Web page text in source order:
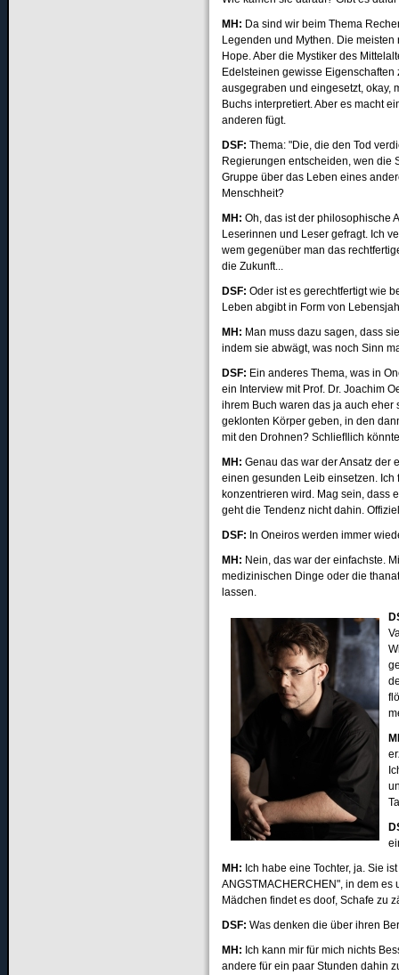
MH: Da sind wir beim Thema
Legenden und Mythen. Die
Hope. Aber die Mystiker des
Edelsteinen gewisse
ausgegraben und eingesetzt, okay,
Buchs interpretiert. Aber es macht
anderen fügt.
DSF: Thema: "Die, die den Tod
Regierungen entscheiden, wen die
Gruppe über das Leben eines
Menschheit?
MH: Oh, das ist der philosophische
Leserinnen und Leser gefragt. Ich
wem gegenüber man das
die Zukunft...
DSF: Oder ist es gerechtfertigt wie
Leben abgibt in Form von
MH: Man muss dazu sagen, dass
indem sie abwägt, was noch Sinn
DSF: Ein anderes Thema, was in
ein Interview mit Prof. Dr. Joachim
ihrem Buch waren das ja auch
geklonten Körper geben, in den
mit den Drohnen? Schlieﬂlich
MH: Genau das war der Ansatz der
einen gesunden Leib einsetzen.
konzentrieren wird. Mag sein, dass
geht die Tendenz nicht dahin.
DSF: In Oneiros werden immer
MH: Nein, das war der einfachste.
medizinischen Dinge oder die
lassen.
MH: Ich habe eine Tochter, ja. Sie
ANGSTMACHERCHEN", in dem es
Mädchen findet es doof, Schafe zu
DSF: Was denken die über ihren
MH: Ich kann mir für mich nichts
andere für ein paar Stunden dahin